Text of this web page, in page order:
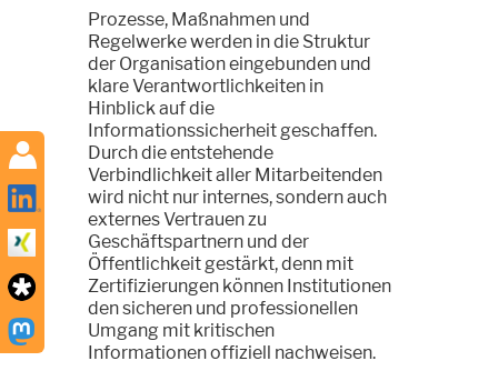
Prozesse, Maßnahmen und
Regelwerke werden in die Struktur
der Organisation eingebunden und
klare Verantwortlichkeiten in
Hinblick auf die
Informationssicherheit geschaffen.
Durch die entstehende
Verbindlichkeit aller Mitarbeitenden
wird nicht nur internes, sondern auch
externes Vertrauen zu
Geschäftspartnern und der
Öffentlichkeit gestärkt, denn mit
Zertifizierungen können Institutionen
den sicheren und professionellen
Umgang mit kritischen
Informationen offiziell nachweisen.